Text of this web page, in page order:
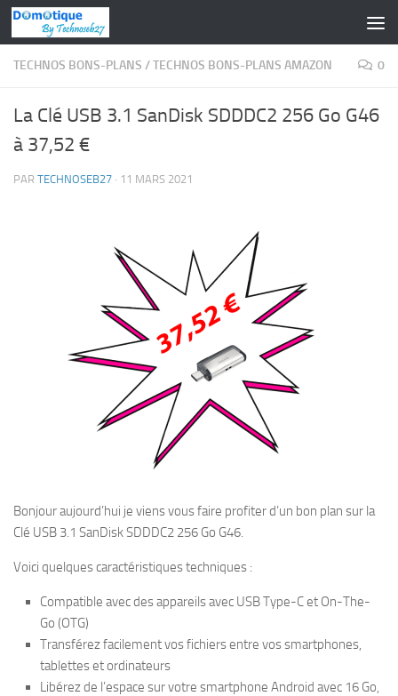
Skip to content
TECHNOS BONS-PLANS /TECHNOS BONS-PLANS AMAZON 0
La Clé USB 3.1 SanDisk SDDDC2 256 Go G46
à 37,52 €
PAR TECHNOSEB27 · 11 MARS 2021
Bonjour aujourd’hui je viens vous faire profiter d’un bon plan sur la
Clé USB 3.1 SanDisk SDDDC2 256 Go G46.
Voici quelques caractéristiques techniques :
Compatible avec des appareils avec USB Type-C et On-The-
Go (OTG)
Transférez facilement vos fichiers entre vos smartphones,
tablettes et ordinateurs
Libérez de l’espace sur votre smartphone Android avec 16 Go,